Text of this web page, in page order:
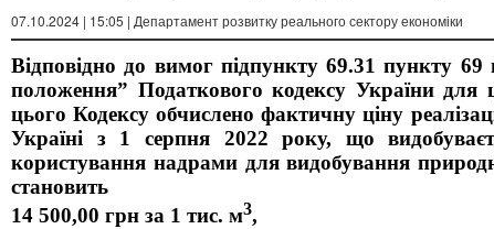
07.10.2024 | 15:05 | Департамент розвитку реального сектору економіки
Відповідно до вимог підпункту 69.31 пункту 69
положення” Податкового кодексу України для
цього Кодексу обчислено фактичну ціну
Україні з 1 серпня 2022 року, що
користування надрами для видобування
становить
14 500,00 грн за 1 тис. м3,